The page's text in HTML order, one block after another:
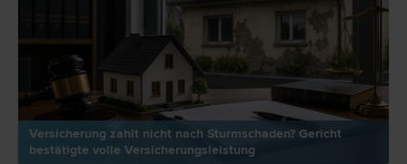
Versicherung zahlt nicht nach Sturmschaden? Gericht
bestätigte volle Versicherungsleistung